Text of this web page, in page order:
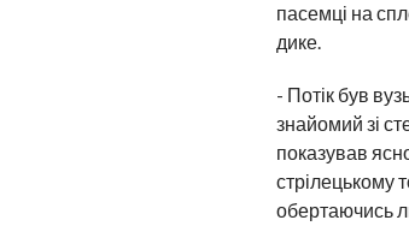
пасемці на
дике.
- Потік був
знайомий зі
показував
стрілецькому
обертаючись